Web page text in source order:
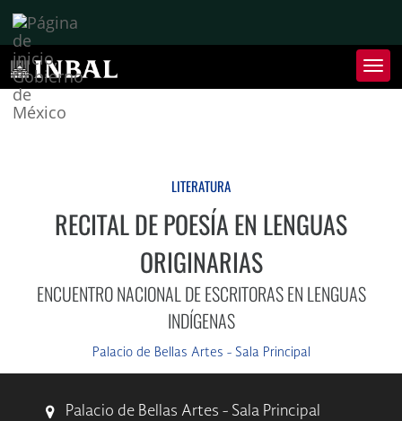
de
de
LITERATURA
RECITAL DE POESÍA EN LENGUAS
ORIGINARIAS
ENCUENTRO NACIONAL DE ESCRITORAS EN LENGUAS
INDÍGENAS
Palacio de Bellas Artes - Sala Principal
Palacio de Bellas Artes - Sala Principal